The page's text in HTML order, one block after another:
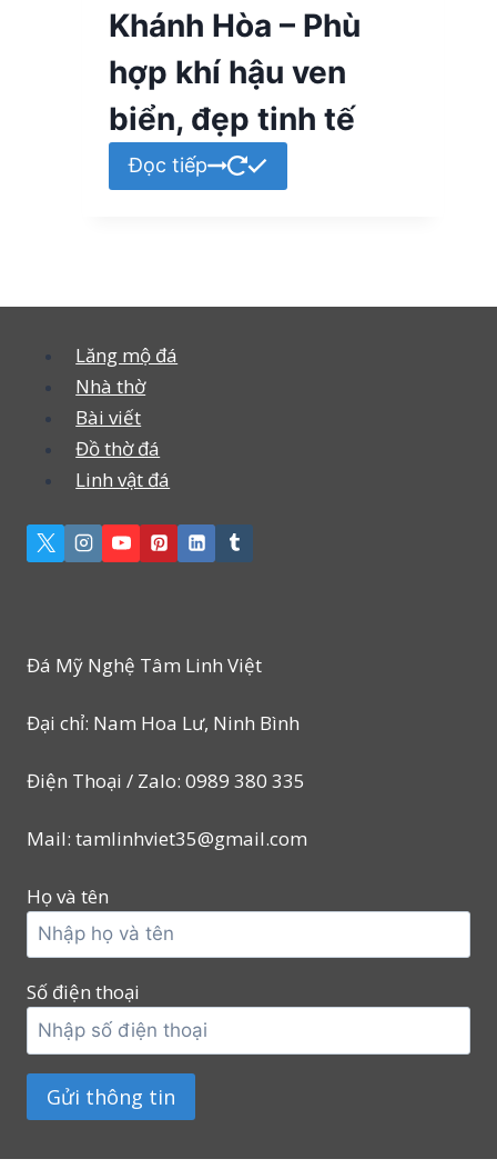
Khánh Hòa – Phù
hợp khí hậu ven
biển, đẹp tinh tế
Đọc tiếp
Lăng mộ đá
Nhà thờ
Bài viết
Đồ thờ đá
Linh vật đá
Đá Mỹ Nghệ Tâm Linh Việt
Đại chỉ: Nam Hoa Lư, Ninh Bình
Điện Thoại / Zalo: 0989 380 335
Mail: tamlinhviet35@gmail.com
Họ và tên
Số điện thoại